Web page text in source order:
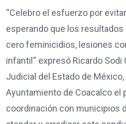
“Celebro el esfuerzo por
esperando que los resultados
cero feminicidios, lesiones
infantil“ expresó Ricardo Sodi
Judicial del Estado de
Ayuntamiento de Coacalco el
coordinación con municipios